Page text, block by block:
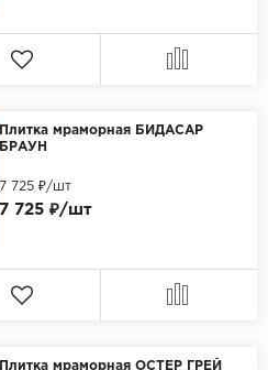
Плитка мраморная БИДАСАР
БРАУН
7 725 ₽/шт
7 725 ₽/шт
Плитка мраморная ОСТЕР ГРЕЙ